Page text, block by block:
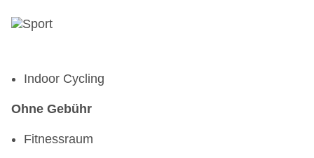
Indoor Cycling
Ohne Gebühr
Fitnessraum